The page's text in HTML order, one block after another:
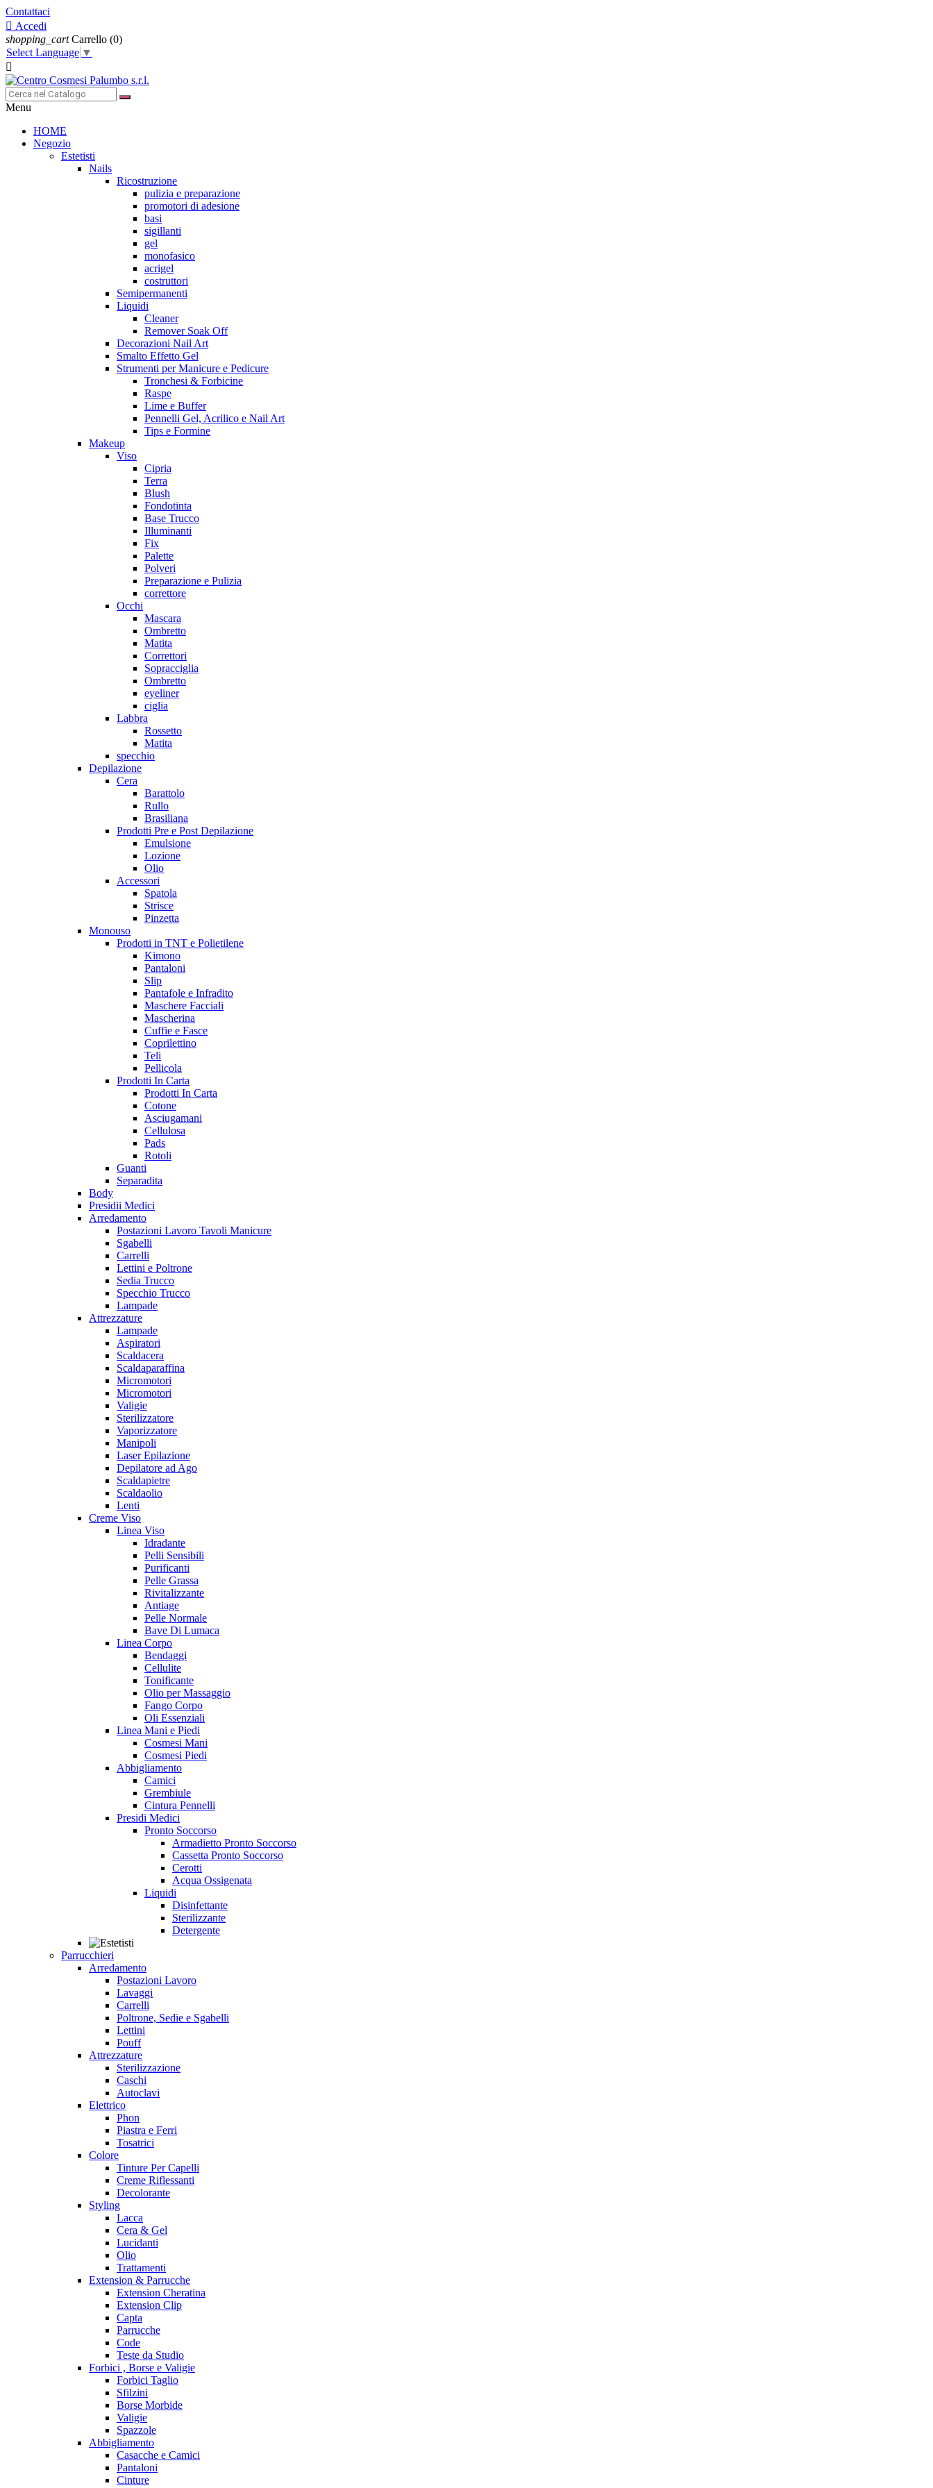
Contattaci
 Accedi
shopping_cart Carrello (0)
Select Language ▼

Menu
HOME
Negozio
Estetisti
Nails
Ricostruzione
pulizia e preparazione
promotori di adesione
basi
sigillanti
gel
monofasico
acrigel
costruttori
Semipermanenti
Liquidi
Cleaner
Remover Soak Off
Decorazioni Nail Art
Smalto Effetto Gel
Strumenti per Manicure e Pedicure
Tronchesi & Forbicine
Raspe
Lime e Buffer
Pennelli Gel, Acrilico e Nail Art
Tips e Formine
Makeup
Viso
Cipria
Terra
Blush
Fondotinta
Base Trucco
Illuminanti
Fix
Palette
Polveri
Preparazione e Pulizia
correttore
Occhi
Mascara
Ombretto
Matita
Correttori
Sopracciglia
Ombretto
eyeliner
ciglia
Labbra
Rossetto
Matita
specchio
Depilazione
Cera
Barattolo
Rullo
Brasiliana
Prodotti Pre e Post Depilazione
Emulsione
Lozione
Olio
Accessori
Spatola
Strisce
Pinzetta
Monouso
Prodotti in TNT e Polietilene
Kimono
Pantaloni
Slip
Pantafole e Infradito
Maschere Facciali
Mascherina
Cuffie e Fasce
Coprilettino
Teli
Pellicola
Prodotti In Carta
Prodotti In Carta
Cotone
Asciugamani
Cellulosa
Pads
Rotoli
Guanti
Separadita
Body
Presidii Medici
Arredamento
Postazioni Lavoro Tavoli Manicure
Sgabelli
Carrelli
Lettini e Poltrone
Sedia Trucco
Specchio Trucco
Lampade
Attrezzature
Lampade
Aspiratori
Scaldacera
Scaldaparaffina
Micromotori
Micromotori
Valigie
Sterilizzatore
Vaporizzatore
Manipoli
Laser Epilazione
Depilatore ad Ago
Scaldapietre
Scaldaolio
Lenti
Creme Viso
Linea Viso
Idradante
Pelli Sensibili
Purificanti
Pelle Grassa
Rivitalizzante
Antiage
Pelle Normale
Bave Di Lumaca
Linea Corpo
Bendaggi
Cellulite
Tonificante
Olio per Massaggio
Fango Corpo
Oli Essenziali
Linea Mani e Piedi
Cosmesi Mani
Cosmesi Piedi
Abbigliamento
Camici
Grembiule
Cintura Pennelli
Presidi Medici
Pronto Soccorso
Armadietto Pronto Soccorso
Cassetta Pronto Soccorso
Cerotti
Acqua Ossigenata
Liquidi
Disinfettante
Sterilizzante
Detergente
Parrucchieri
Arredamento
Postazioni Lavoro
Lavaggi
Carrelli
Poltrone, Sedie e Sgabelli
Lettini
Pouff
Attrezzature
Sterilizzazione
Caschi
Autoclavi
Elettrico
Phon
Piastra e Ferri
Tosatrici
Colore
Tinture Per Capelli
Creme Riflessanti
Decolorante
Styling
Lacca
Cera & Gel
Lucidanti
Olio
Trattamenti
Extension & Parrucche
Extension Cheratina
Extension Clip
Capta
Parrucche
Code
Teste da Studio
Forbici , Borse e Valigie
Forbici Taglio
Sfilzini
Borse Morbide
Valigie
Spazzole
Abbigliamento
Casacche e Camici
Pantaloni
Cinture